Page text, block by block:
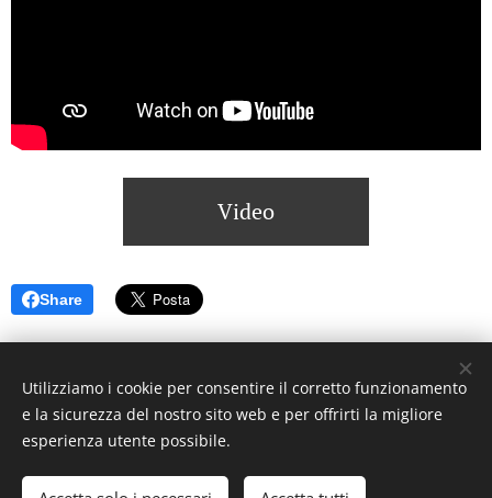
Video
Share
© 2023 Settimanale U Riggitanu. Tutti i diritti riservati.
Creato da La Zanzara -U mastru pignataru menti a manica a
undi a voli
Utilizziamo i cookie per consentire il corretto funzionamento
e la sicurezza del nostro sito web e per offrirti la migliore
esperienza utente possibile.